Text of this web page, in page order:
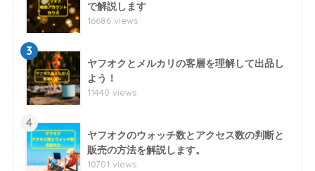
で解説します
16686 views
3
ヤフオクとメルカリの客層を理解して出品し
よう！
11440 views
4
ヤフオクのウォッチ数とアクセス数の判断と
販売の方法を解説します。
10701 views